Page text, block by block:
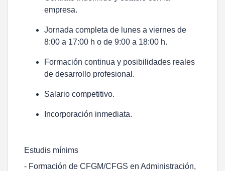
empresa.
Jornada completa de lunes a viernes de
8:00 a 17:00 h o de 9:00 a 18:00 h.
Formación continua y posibilidades reales
de desarrollo profesional.
Salario competitivo.
Incorporación inmediata.
Estudis mínims
- Formación de CFGM/CFGS en Administración,